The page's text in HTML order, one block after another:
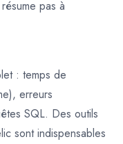
pas à
: temps de
erreurs
SQL. Des outils
sont indispensables